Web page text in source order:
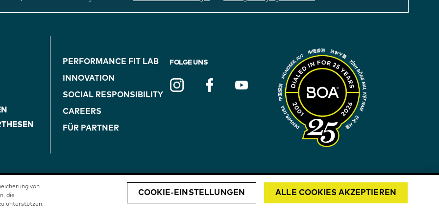
NAVIGATION
(ON
BLUE)
PERFORMANCE FIT LAB
INNOVATION
SOCIAL RESPONSIBILITY
CAREERS
FÜR PARTNER
FOLGE UNS
BOAFIT.COM DEUTSCHLAND
von
die
unterstützen.
ALLE COOKIES AKZEPTIEREN
COOKIE-EINSTELLUNGEN